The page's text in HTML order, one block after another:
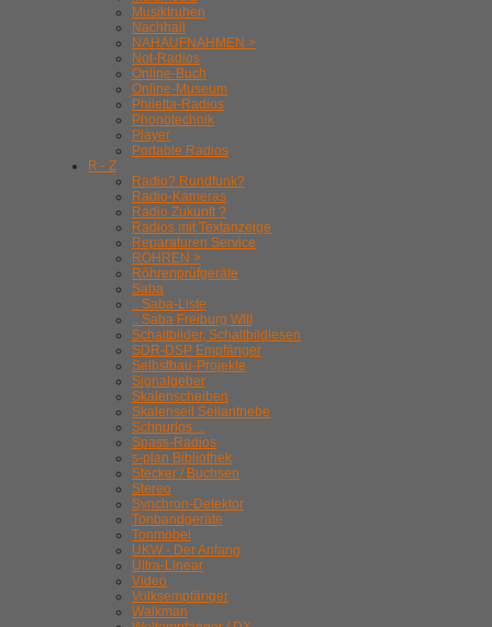
Musiktruhen
Nachhall
NAHAUFNAHMEN >
Not-Radios
Online-Buch
Online-Museum
Philetta-Radios
Phonotechnik
Player
Portable Radios
R - Z
Radio? Rundfunk?
Radio-Kameras
Radio Zukunft ?
Radios mit Textanzeige
Reparaturen Service
RÖHREN >
Röhrenprüfgeräte
Saba
.. Saba-Liste
.. Saba Freiburg WIII
Schaltbilder, Schaltbildlesen
SDR-DSP Empfänger
Selbstbau-Projekte
Signalgeber
Skalenscheiben
Skalenseil Seilantriebe
Schnurlos ...
Spass-Radios
s-plan Bibliothek
Stecker / Buchsen
Stereo
Synchron-Detektor
Tonbandgeräte
Tonmöbel
UKW - Der Anfang
Ultra-Linear
Video
Volksempfänger
Walkman